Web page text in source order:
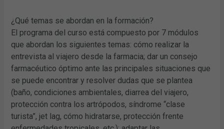
¿Qué temas se abordan en la formación?
El programa del curso está compuesto por 7 módulos
que abordan los siguientes temas: cómo realizar la
entrevista al viajero desde la farmacia; dar un consejo
farmacéutico óptimo ante las principales situaciones que
se puede encontrar y resolver dudas que se plantea
(baño, condiciones ambientales, diarrea del viajero,
protección contra los artrópodos, síndrome “clase
turista”, jet lag, cómo hidratarse, protección frente